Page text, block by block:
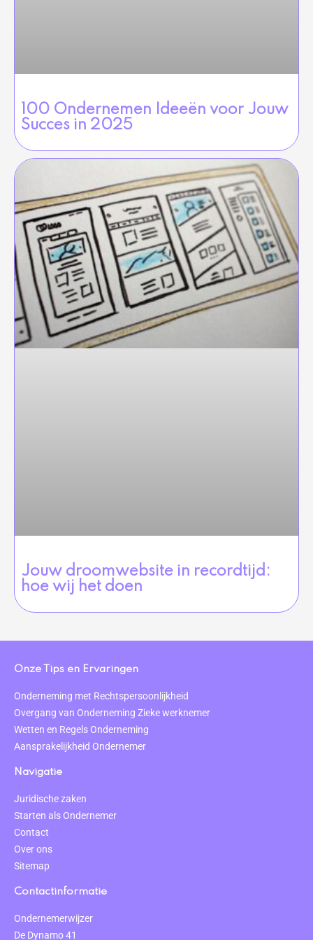
100 Ondernemen Ideeën voor Jouw
Succes in 2025
Jouw droomwebsite in recordtijd:
hoe wij het doen
Onze Tips en Ervaringen
Onderneming met Rechtspersoonlijkheid
Overgang van Onderneming Zieke werknemer
Wetten en Regels Onderneming
Aansprakelijkheid Ondernemer
Navigatie
Juridische zaken
Starten als Ondernemer
Contact
Over ons
Sitemap
Contactinformatie
Ondernemerwijzer
De Dynamo 41